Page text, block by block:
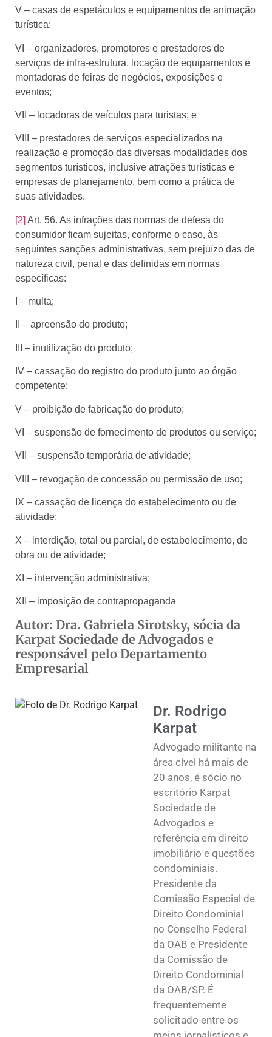
V – casas de espetáculos e equipamentos de animação
turística;
VI – organizadores, promotores e prestadores de
serviços de infra-estrutura, locação de equipamentos e
montadoras de feiras de negócios, exposições e
eventos;
VII – locadoras de veículos para turistas; e
VIII – prestadores de serviços especializados na
realização e promoção das diversas modalidades dos
segmentos turísticos, inclusive atrações turísticas e
empresas de planejamento, bem como a prática de
suas atividades.
[2] Art. 56. As infrações das normas de defesa do
consumidor ficam sujeitas, conforme o caso, às
seguintes sanções administrativas, sem prejuízo das de
natureza civil, penal e das definidas em normas
específicas:
I – multa;
II – apreensão do produto;
III – inutilização do produto;
IV – cassação do registro do produto junto ao órgão
competente;
V – proibição de fabricação do produto;
VI – suspensão de fornecimento de produtos ou serviço;
VII – suspensão temporária de atividade;
VIII – revogação de concessão ou permissão de uso;
IX – cassação de licença do estabelecimento ou de
atividade;
X – interdição, total ou parcial, de estabelecimento, de
obra ou de atividade;
XI – intervenção administrativa;
XII – imposição de contrapropaganda
Autor: Dra. Gabriela Sirotsky, sócia da
Karpat Sociedade de Advogados e
responsável pelo Departamento
Empresarial
Dr. Rodrigo
Karpat
Advogado militante na
área cível há mais de
20 anos, é sócio no
escritório Karpat
Sociedade de
Advogados e
referência em direito
imobiliário e questões
condominiais.
Presidente da
Comissão Especial de
Direito Condominial
no Conselho Federal
da OAB e Presidente
da Comissão de
Direito Condominial
da OAB/SP. É
frequentemente
solicitado entre os